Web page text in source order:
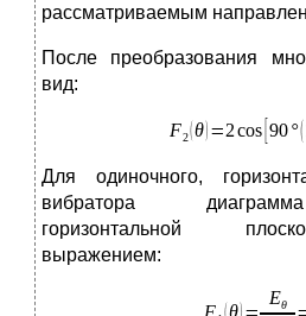
рассматриваемым
После преобразования
вид:
Для одиночного,
вибратора
горизонтальной
выражением: